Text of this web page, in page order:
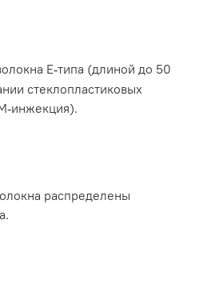
Е‑типа (длиной до 50
стеклопластиковых
‑инжекция).
распределены